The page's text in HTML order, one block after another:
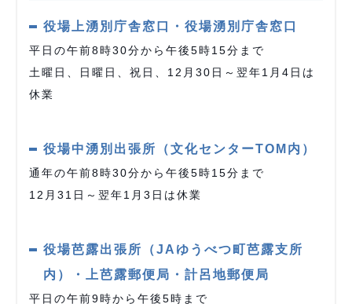
役場上湧別庁舎窓口・役場湧別庁舎窓口
平日の午前8時30分から午後5時15分まで
土曜日、日曜日、祝日、12月30日～翌年1月4日は
休業
役場中湧別出張所（文化センターTOM内）
通年の午前8時30分から午後5時15分まで
12月31日～翌年1月3日は休業
役場芭露出張所（JAゆうべつ町芭露支所
内）・上芭露郵便局・計呂地郵便局
平日の午前9時から午後5時まで